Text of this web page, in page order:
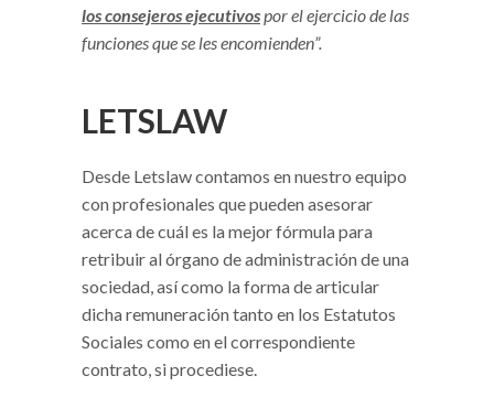
los consejeros ejecutivospor el ejercicio de las
funciones que se les encomienden”.
LETSLAW
Desde Letslaw contamos en nuestro equipo
con profesionales que pueden asesorar
acerca de cuál es la mejor fórmula para
retribuir al órgano de administración de una
sociedad, así como la forma de articular
dicha remuneración tanto en los Estatutos
Sociales como en el correspondiente
contrato, si procediese.